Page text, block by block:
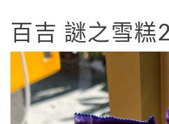
百吉 謎之雪糕